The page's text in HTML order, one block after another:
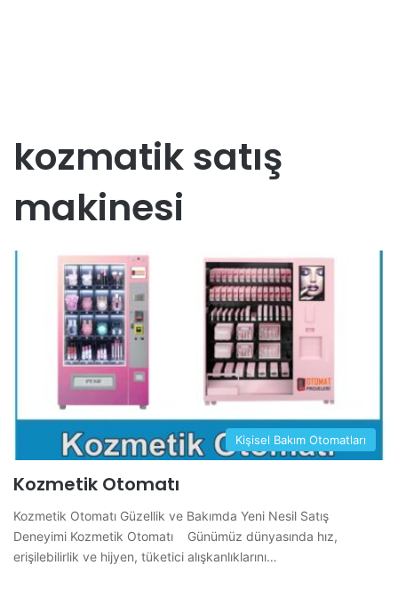
kozmatik satış
makinesi
Kişisel Bakım Otomatları
Kozmetik Otomatı
Kozmetik Otomatı Güzellik ve Bakımda Yeni Nesil Satış
Deneyimi Kozmetik Otomatı Günümüz dünyasında hız,
erişilebilirlik ve hijyen, tüketici alışkanlıklarını…